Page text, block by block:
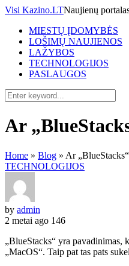
Visi Kazino.LTNaujienų
MIESTŲ ĮDOMYBĖS
LOŠIMŲ NAUJIENOS
LAŽYBOS
TECHNOLOGIJOS
PASLAUGOS
Ar
Home » Blog » Ar
TECHNOLOGIJOS
by admin
2 metai ago 146
„BlueStacks“ yra pavadinimas,
„MacOS“. Taip pat tas pats